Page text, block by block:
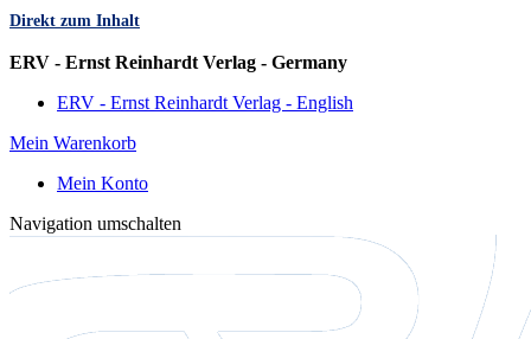
Direkt zum Inhalt
ERV - Ernst Reinhardt Verlag - Germany
ERV - Ernst Reinhardt Verlag - English
Mein Warenkorb
Mein Konto
Navigation umschalten